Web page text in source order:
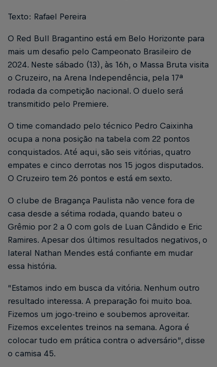
Texto: Rafael Pereira
O Red Bull Bragantino está em Belo Horizonte para
mais um desafio pelo Campeonato Brasileiro de
2024. Neste sábado (13), às 16h, o Massa Bruta visita
o Cruzeiro, na Arena Independência, pela 17ª
rodada da competição nacional. O duelo será
transmitido pelo Premiere.
O time comandado pelo técnico Pedro Caixinha
ocupa a nona posição na tabela com 22 pontos
conquistados. Até aqui, são seis vitórias, quatro
empates e cinco derrotas nos 15 jogos disputados.
O Cruzeiro tem 26 pontos e está em sexto.
O clube de Bragança Paulista não vence fora de
casa desde a sétima rodada, quando bateu o
Grêmio por 2 a 0 com gols de Luan Cândido e Eric
Ramires. Apesar dos últimos resultados negativos, o
lateral Nathan Mendes está confiante em mudar
essa história.
“Estamos indo em busca da vitória. Nenhum outro
resultado interessa. A preparação foi muito boa.
Fizemos um jogo-treino e soubemos aproveitar.
Fizemos excelentes treinos na semana. Agora é
colocar tudo em prática contra o adversário”, disse
o camisa 45.